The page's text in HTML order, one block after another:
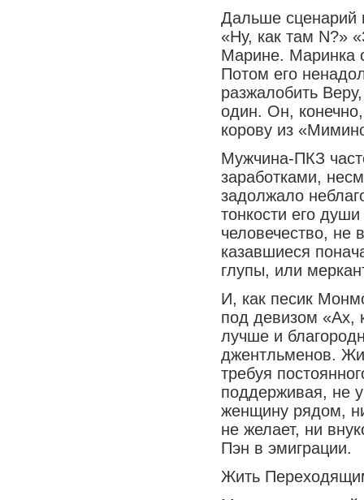
Дальше сценарий
«Ну, как там N?»
Марине. Маринка
Потом его
разжалобить
один. Он,
корову из
Мужчина-ПКЗ
заработками,
задолжало
тонкости его
человечество, не
казавшиеся
глупы, или
И, как песик
под девизом «Ах,
лучше и
джентльменов.
требуя
поддерживая, не
женщину рядом,
не желает, ни
Пэн в эмиграции.
Жить